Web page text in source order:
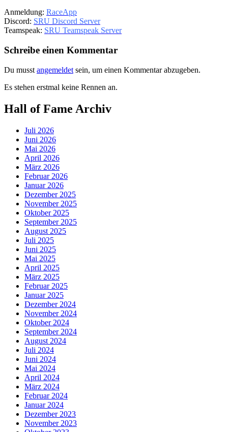
Anmeldung: RaceApp
Discord: SRU Discord Server
Teamspeak: SRU Teamspeak Server
Schreibe einen Kommentar
Du musst angemeldet sein, um einen Kommentar abzugeben.
Es stehen erstmal keine Rennen an.
Hall of Fame Archiv
Juli 2026
Juni 2026
Mai 2026
April 2026
März 2026
Februar 2026
Januar 2026
Dezember 2025
November 2025
Oktober 2025
September 2025
August 2025
Juli 2025
Juni 2025
Mai 2025
April 2025
März 2025
Februar 2025
Januar 2025
Dezember 2024
November 2024
Oktober 2024
September 2024
August 2024
Juli 2024
Juni 2024
Mai 2024
April 2024
März 2024
Februar 2024
Januar 2024
Dezember 2023
November 2023